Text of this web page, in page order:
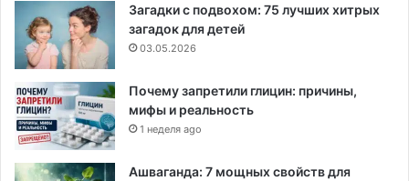
Загадки с подвохом: 75 лучших хитрых
загадок для детей
03.05.2026
Почему запретили глицин: причины,
мифы и реальность
1 неделя ago
Ашваганда: 7 мощных свойств для